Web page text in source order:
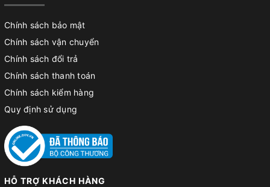
Chính sách bảo mật
Chính sách vận chuyển
Chính sách đổi trả
Chính sách thanh toán
Chính sách kiểm hàng
Quy định sử dụng
HỖ TRỢ KHÁCH HÀNG